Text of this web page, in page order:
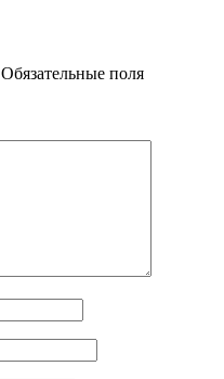
Обязательные поля